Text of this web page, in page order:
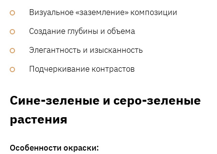
Визуальное «заземление» композиции
Создание глубины и объема
Элегантность и изысканность
Подчеркивание контрастов
Сине-зеленые и серо-зеленые
растения
Особенности окраски: